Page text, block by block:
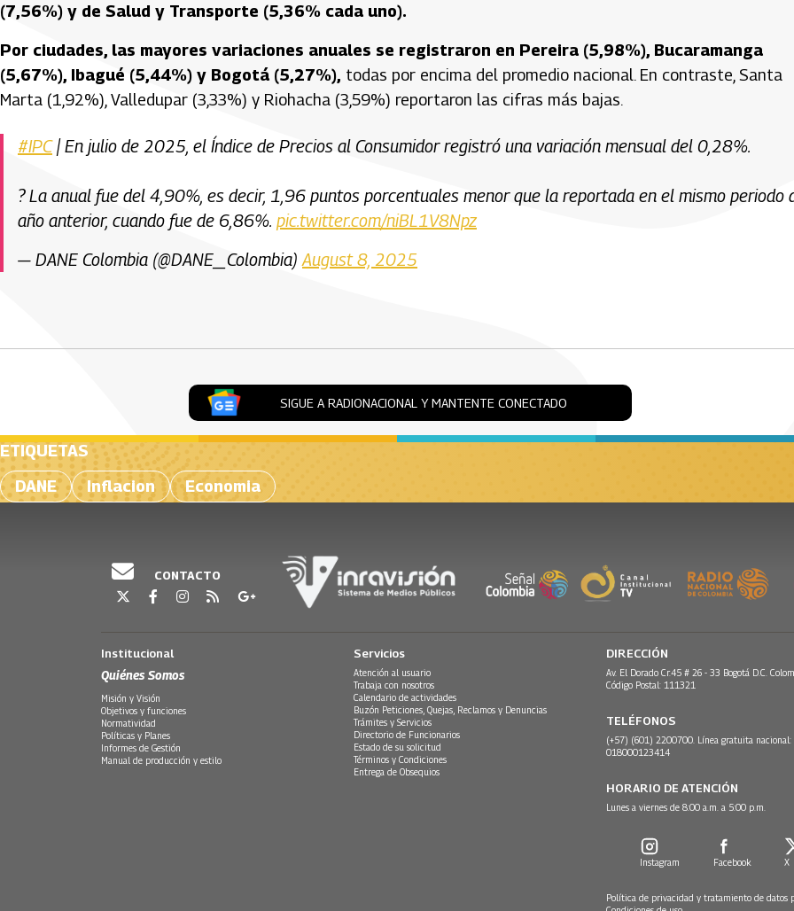
(7,56%) y de Salud y Transporte (5,36% cada uno).
Por ciudades, las mayores variaciones anuales se registraron en Pereira (5,98%), Bucaramanga
(5,67%), Ibagué (5,44%) y Bogotá (5,27%), todas por encima del promedio nacional. En contraste, Santa
Marta (1,92%), Valledupar (3,33%) y Riohacha (3,59%) reportaron las cifras más bajas.
#IPC| En julio de 2025, el Índice de Precios al Consumidor registró una variación mensual del 0,28%.
? La anual fue del 4,90%, es decir, 1,96 puntos porcentuales menor que la reportada en el mismo periodo
año anterior, cuando fue de 6,86%. pic.twitter.com/niBL1V8Npz
— DANE Colombia (@DANE_Colombia)August 8, 2025
SIGUE A RADIONACIONAL Y MANTENTE CONECTADO
ETIQUETAS
DANE
Inflacion Economia
CONTACTO
Institucional
Quiénes Somos
Misión y Visión
Objetivos y funciones
Normatividad
Políticas y Planes
Informes de Gestión
Manual de producción y estilo
Servicios
Atención al usuario
Trabaja con nosotros
Calendario de actividades
Buzón Peticiones, Quejas, Reclamos y Denuncias
Trámites y Servicios
Directorio de Funcionarios
Estado de su solicitud
Términos y Condiciones
Entrega de Obsequios
DIRECCIÓN
Av. El Dorado Cr.45 # 26 - 33 Bogotá D.C.
Código Postal: 111321
TELÉFONOS
(+57) (601) 2200700. Línea gratuita nacional:
018000123414
HORARIO DE ATENCIÓN
Lunes a viernes de 8:00 a.m. a 5:00 p.m.
Instagram Facebook X
Política de privacidad y tratamiento de datos